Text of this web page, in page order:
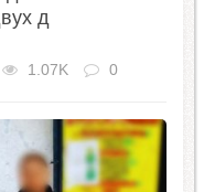
д
1.07K 0